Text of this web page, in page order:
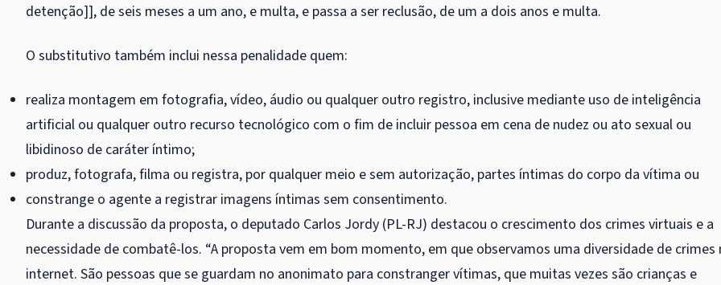
detenção]], de seis meses a um ano, e multa, e passa a ser reclusão, de um a dois anos e multa.
O substitutivo também inclui nessa penalidade quem:
realiza montagem em fotografia, vídeo, áudio ou qualquer outro registro, inclusive mediante uso de inteligência
artificial ou qualquer outro recurso tecnológico com o fim de incluir pessoa em cena de nudez ou ato sexual ou
libidinoso de caráter íntimo;
produz, fotografa, filma ou registra, por qualquer meio e sem autorização, partes íntimas do corpo da vítima ou
constrange o agente a registrar imagens íntimas sem consentimento.
Durante a discussão da proposta, o deputado Carlos Jordy (PL-RJ) destacou o crescimento dos crimes virtuais e a
necessidade de combatê-los. “A proposta vem em bom momento, em que observamos uma diversidade de crimes
internet. São pessoas que se guardam no anonimato para constranger vítimas, que muitas vezes são crianças e